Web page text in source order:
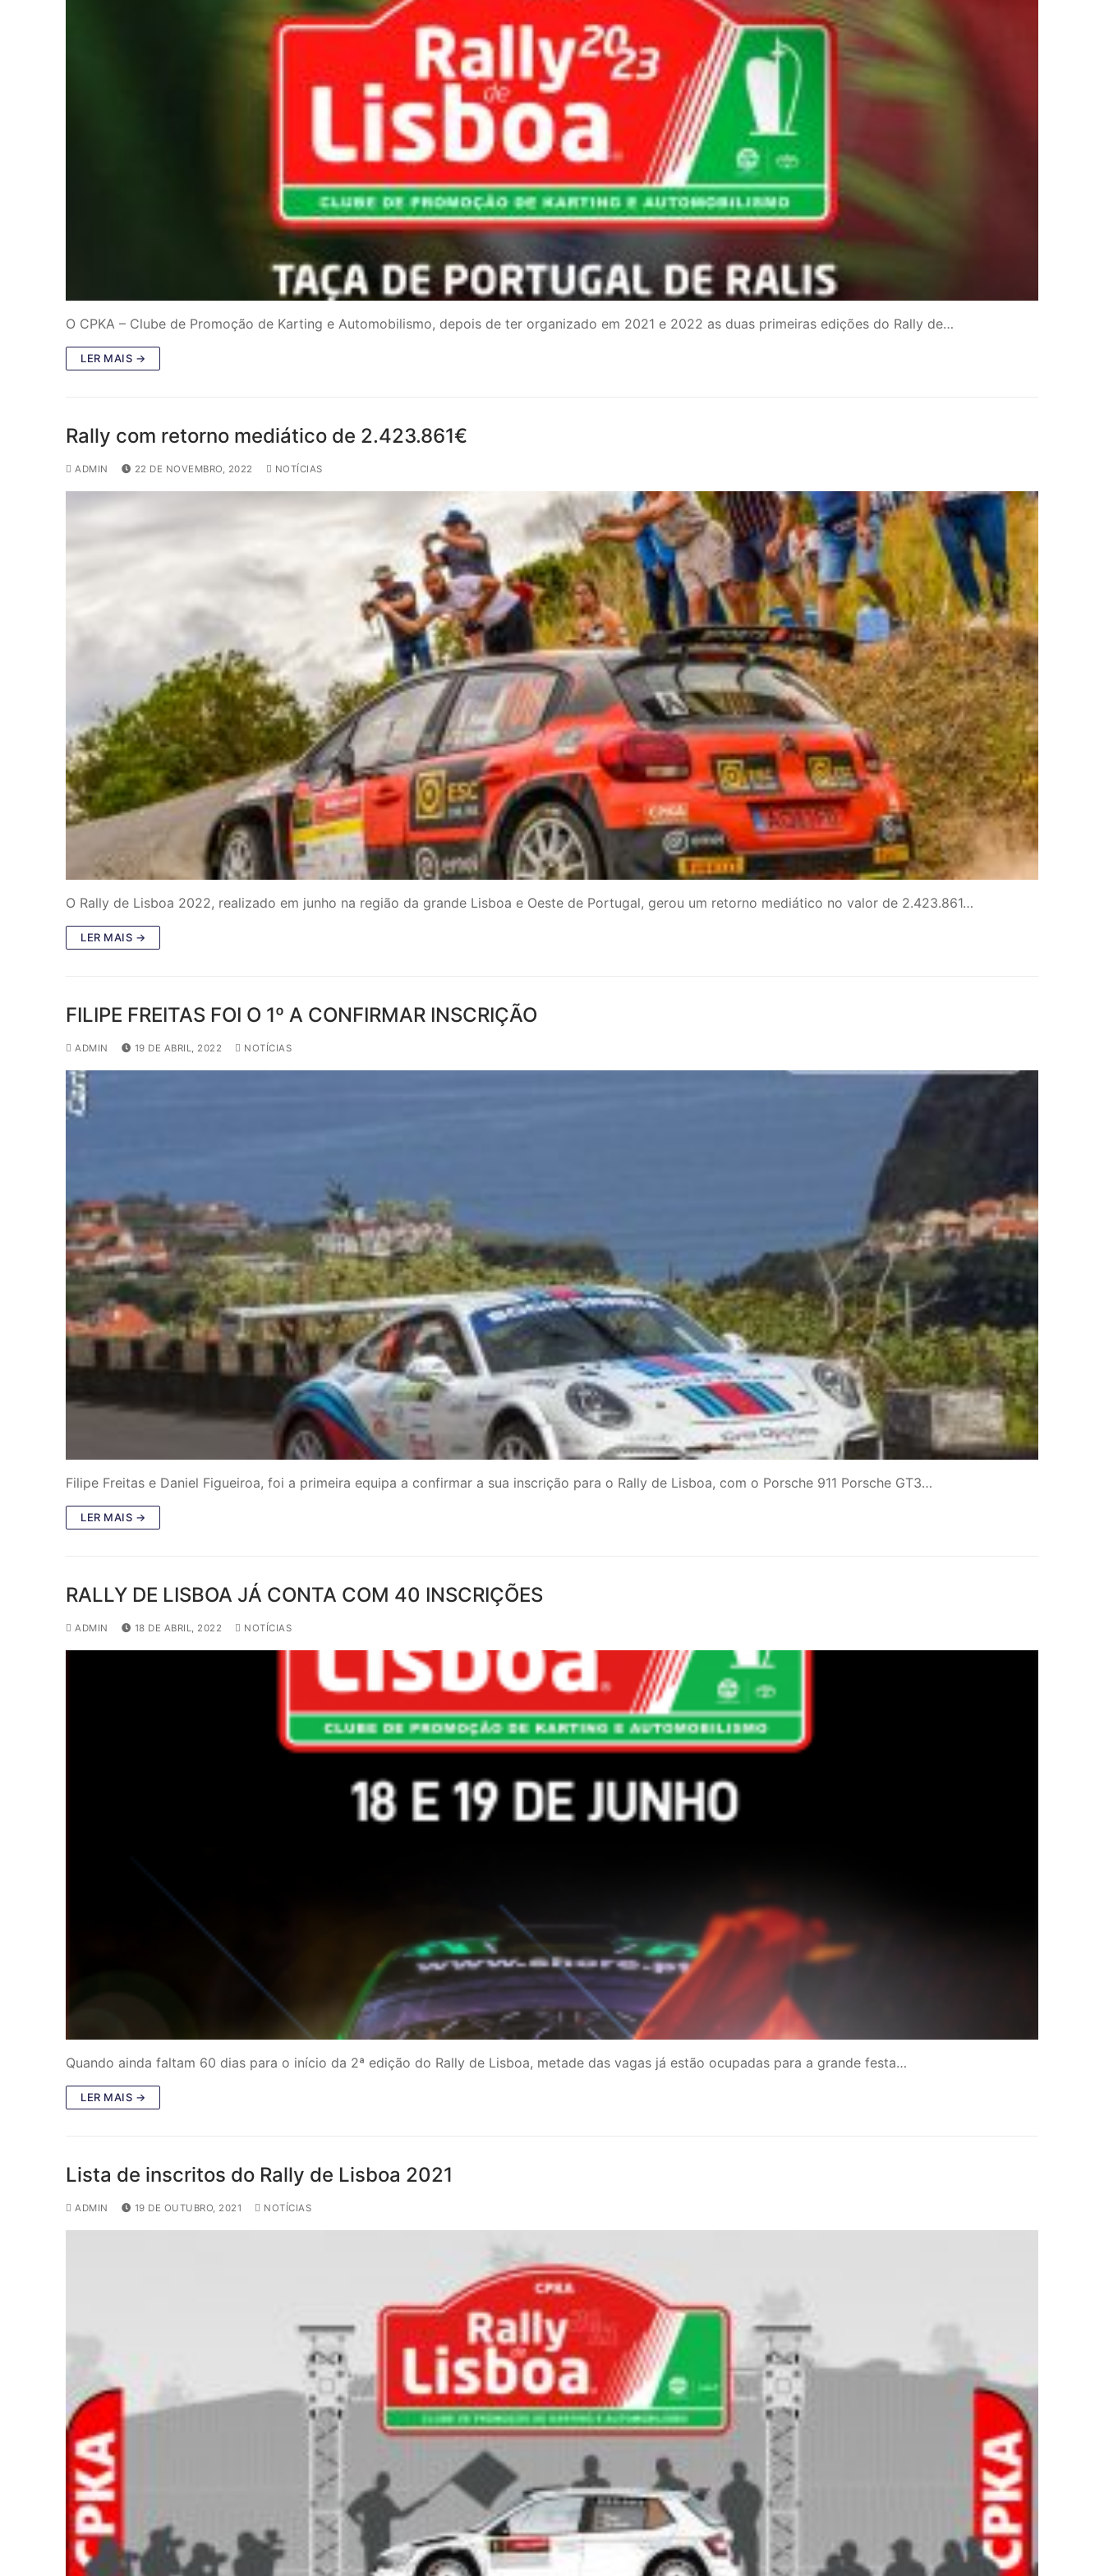
O CPKA – Clube de Promoção de Karting e Automobilismo, depois de ter organizado em 2021 e 2022 as duas primeiras edições do Rally de…
LER MAIS →
Rally com retorno mediático de 2.423.861€
ADMIN 22 DE NOVEMBRO, 2022 NOTÍCIAS
O Rally de Lisboa 2022, realizado em junho na região da grande Lisboa e Oeste de Portugal, gerou um retorno mediático no valor de 2.423.861…
LER MAIS →
FILIPE FREITAS FOI O 1º A CONFIRMAR INSCRIÇÃO
ADMIN 19 DE ABRIL, 2022 NOTÍCIAS
Filipe Freitas e Daniel Figueiroa, foi a primeira equipa a confirmar a sua inscrição para o Rally de Lisboa, com o Porsche 911 Porsche GT3…
LER MAIS →
RALLY DE LISBOA JÁ CONTA COM 40 INSCRIÇÕES
ADMIN 18 DE ABRIL, 2022 NOTÍCIAS
Quando ainda faltam 60 dias para o início da 2ª edição do Rally de Lisboa, metade das vagas já estão ocupadas para a grande festa…
LER MAIS →
Lista de inscritos do Rally de Lisboa 2021
ADMIN 19 DE OUTUBRO, 2021 NOTÍCIAS